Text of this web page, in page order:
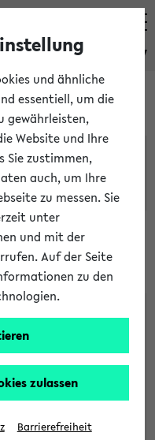
eKVV
Räume
bielefeld.de
oder suchen Sie nach
und ähnliche
essentiell, um die
gewährleisten,
Website und Ihre
Sie zustimmen,
auch, um Ihre
zu messen. Sie
unter
und mit der
Auf der Seite
zu den
zulassen
Barrierefreiheit